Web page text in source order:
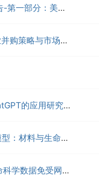
pharmaphorum：2025年生命科学行业报告-第一部分：美国和欧洲药品市场概述（英文版）（27页）.pdf
CFA：2025年夏季全球医疗与生命科学行业并购策略与市场趋势报告（英文版）（31页）.pdf
IntuitionLabs：2025年生命科学行业中ChatGPT的应用研究报告（英文版）（21页）.pdf
美国化学会（ACS）：2025年化学领域AI模型：材料与生命科学领域发展格局研究报告（英文版）（32页）.pdf
泰雷兹（Thales）：2025年保护医疗和生命科学数据免受网络攻击大流行报告（英文版）（23页）.pdf